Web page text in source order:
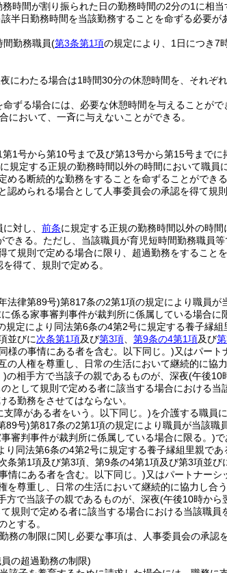
時間が割り振られた日の勤務時間の2分の1に相
半日勤務時間を当該勤務することを命ずる必要が
勤務職員(第3条第1項の規定により、1日につき7
にわたる場合は1時間30分の休憩時間を、それぞ
ずる場合には、必要な休憩時間を与えることがで
おいて、一斉に与えないことができる。
第1号から第10号まで及び第13号から第15号まで
に規定する正規の勤務時間以外の時間において職員
る断続的な勤務をすることを命ずることができる
められる場合として人事委員会の承認を得て規
対し、 前条に規定する正規の勤務時間以外の時間
きる。 ただし、当該職員が育児短時間勤務職員
規則で定める場合に限り、超過勤務をすることを
得て、規則で定める。
法律第89号)第817条の2第1項の規定により職員が
係る家事審判事件が裁判所に係属している場合に
規定により同法第6条の4第2号に規定する養子縁
並びに次条第1項及び第3項 第9条の4第1項及び
様の事情にある者を含む。以下同じ。)又はパート
人権を尊重し、日常の生活において継続的に協
)の相手方で当該子の親であるものが、深夜(午後10
として規則で定める者に該当する場合における当
勤務をさせてはならない。
障がある者をいう。以下同じ。)を介護する職員
89号)第817条の2第1項の規定により職員が当該職
審判事件が裁判所に係属している場合に限る。)
り同法第6条の4第2号に規定する養子縁組里親で
第1項及び第3項、第9条の4第1項及び第3項並び
情にある者を含む。以下同じ。)又はパートナーシ
尊重し、日常の生活において継続的に協力し合
方で当該子の親であるものが、深夜(午後10時から
規則で定める者に該当する場合における当該職員
とする。
の制限に関し必要な事項は、人事委員会の承認
の超過勤務の制限)